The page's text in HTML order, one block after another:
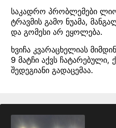
საკადრო პრობლემები
ტრავმის გამო ნუამა,
და გომესი არ ეყოლება.
ხვიჩა კვარაცხელიას
9 მატჩი აქვს ჩატარებული,
შედეგიანი გადაცემაა.